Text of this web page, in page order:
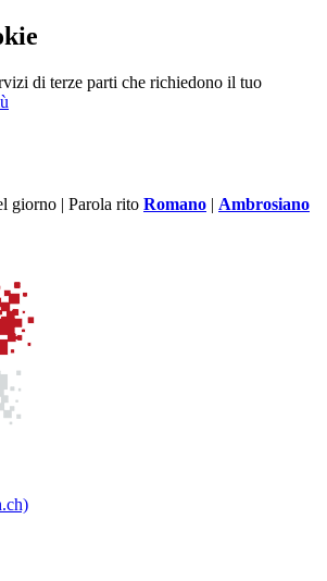
di terze parti che richiedono il tuo
giorno | Parola rito Romano | Ambrosiano